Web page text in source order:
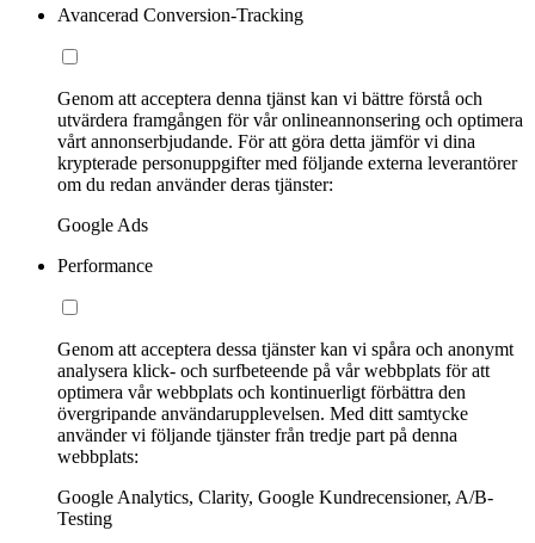
Avancerad Conversion-Tracking
Genom att acceptera denna tjänst kan vi bättre förstå och
utvärdera framgången för vår onlineannonsering och optimera
vårt annonserbjudande. För att göra detta jämför vi dina
krypterade personuppgifter med följande externa leverantörer
om du redan använder deras tjänster:
Google Ads
Performance
Genom att acceptera dessa tjänster kan vi spåra och anonymt
analysera klick- och surfbeteende på vår webbplats för att
optimera vår webbplats och kontinuerligt förbättra den
övergripande användarupplevelsen. Med ditt samtycke
använder vi följande tjänster från tredje part på denna
webbplats:
Google Analytics, Clarity, Google Kundrecensioner, A/B-
Testing